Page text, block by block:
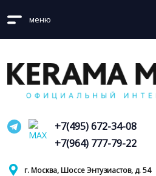
меню
г. Москва, Шоссе Энтузиастов, д. 54
+7(495) 672-34-08
+7(964) 777-79-22